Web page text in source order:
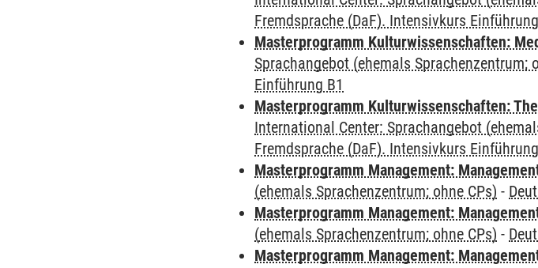
Fremdsprache (DaF). Intensivkurs
Masterprogramm Kulturwissenschaften:
Sprachangebot (ehemals Sprachenzentrum;
Einführung B1
Masterprogramm Kulturwissenschaften:
International Center: Sprachangebot
Fremdsprache (DaF). Intensivkurs
Masterprogramm Management:
(ehemals Sprachenzentrum; ohne CPs) -
Masterprogramm Management:
(ehemals Sprachenzentrum; ohne CPs) -
Masterprogramm Management: